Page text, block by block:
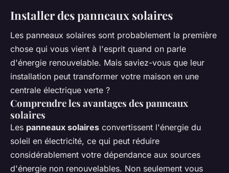
Installer des panneaux solaires
Les panneaux solaires sont probablement la première
chose qui vous vient à l'esprit quand on parle
d'énergie renouvelable. Mais saviez-vous que leur
installation peut transformer votre maison en une
centrale électrique verte ?
Comprendre les avantages des panneaux
solaires
Les panneaux solaires convertissent l'énergie du
soleil en électricité, ce qui peut réduire
considérablement votre dépendance aux sources
d'énergie non renouvelables. Non seulement vous